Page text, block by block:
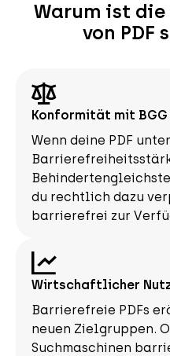
Warum ist
von PDF
Konformität mit BGG
Wenn deine PDF
du rechtlich dazu
barrierefrei zur
Wirtschaftlicher
Barrierefreie PDFs
neuen Zielgruppen.
Suchmaschinen